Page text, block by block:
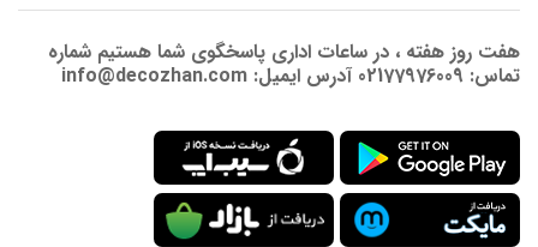
هفت روز هفته ، در ساعات اداری پاسخگوی شما هستیم شماره
تماس: 02177976009 آدرس ایمیل: info@decozhan.com